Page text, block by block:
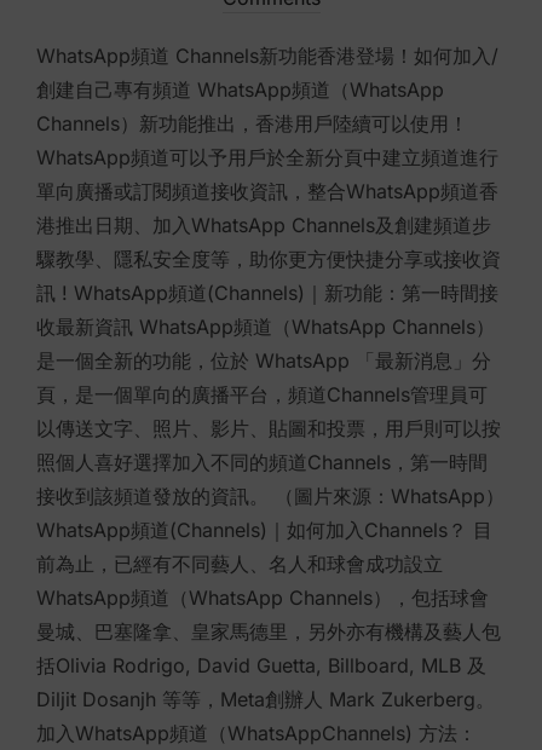
WhatsApp頻道 Channels新功能香港登場！如何加入/
創建自己專有頻道 WhatsApp頻道（WhatsApp
Channels）新功能推出，香港用戶陸續可以使用！
WhatsApp頻道可以予用戶於全新分頁中建立頻道進行
單向廣播或訂閱頻道接收資訊，整合WhatsApp頻道香
港推出日期、加入WhatsApp Channels及創建頻道步
驟教學、隱私安全度等，助你更方便快捷分享或接收資
訊 ! WhatsApp頻道(Channels)｜新功能：第一時間接
收最新資訊 WhatsApp頻道（WhatsApp Channels）
是一個全新的功能，位於 WhatsApp 「最新消息」分
頁，是一個單向的廣播平台，頻道Channels管理員可
以傳送文字、照片、影片、貼圖和投票，用戶則可以按
照個人喜好選擇加入不同的頻道Channels，第一時間
接收到該頻道發放的資訊。 （圖片來源：WhatsApp）
WhatsApp頻道(Channels)｜如何加入Channels？ 目
前為止，已經有不同藝人、名人和球會成功設立
WhatsApp頻道（WhatsApp Channels），包括球會
曼城、巴塞隆拿、皇家馬德里，另外亦有機構及藝人包
括Olivia Rodrigo, David Guetta, Billboard, MLB 及
Diljit Dosanjh 等等，Meta創辦人 Mark Zukerberg。
加入WhatsApp頻道（WhatsAppChannels) 方法：